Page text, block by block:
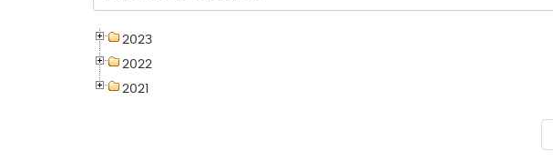
2023
2022
2021